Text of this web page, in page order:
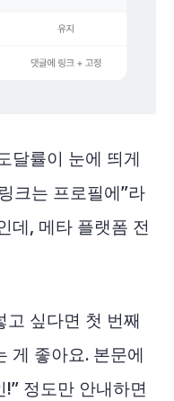
달률이 눈에 띄게
크는 프로필에”라
데, 메타 플랫폼 전
고 싶다면 첫 번째
게 좋아요. 본문에
정도만 안내하면